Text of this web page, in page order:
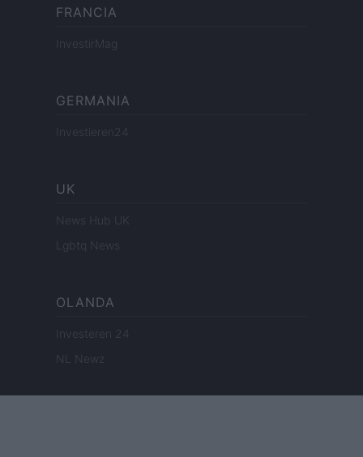
FRANCIA
InvestirMag
GERMANIA
Investieren24
UK
News Hub UK
Lgbtq News
OLANDA
Investeren 24
NL Newz